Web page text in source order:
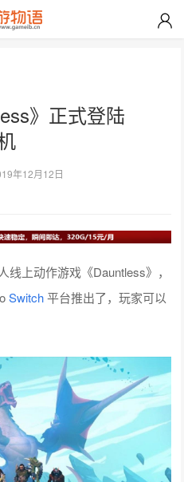
》正式登陆
年12月12日
上动作游戏《Dauntless》，
Switch平台推出了，玩家可以